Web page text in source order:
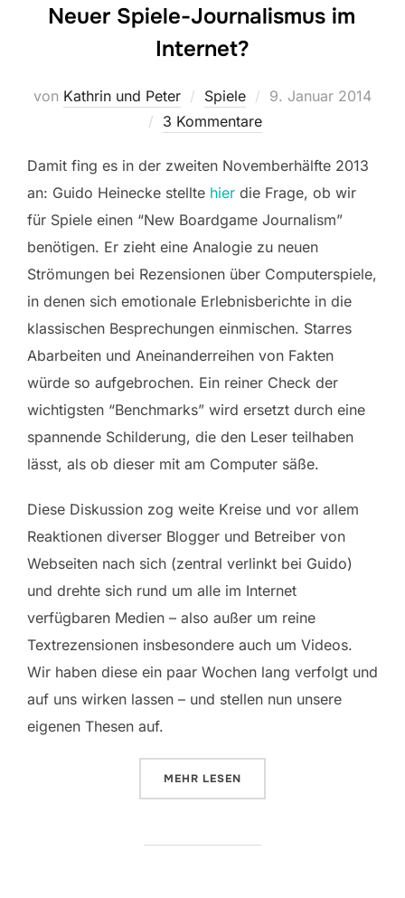
Neuer Spiele-Journalismus im
Internet?
von Kathrin und Peter Spiele
Veröffentlicht
9. Januar 2014
3 Kommentare
Damit fing es in der zweiten Novemberhälfte 2013
an: Guido Heinecke stellte hier die Frage, ob wir
für Spiele einen “New Boardgame Journalism”
benötigen. Er zieht eine Analogie zu neuen
Strömungen bei Rezensionen über Computerspiele,
in denen sich emotionale Erlebnisberichte in die
klassischen Besprechungen einmischen. Starres
Abarbeiten und Aneinanderreihen von Fakten
würde so aufgebrochen. Ein reiner Check der
wichtigsten “Benchmarks” wird ersetzt durch eine
spannende Schilderung, die den Leser teilhaben
lässt, als ob dieser mit am Computer säße.
Diese Diskussion zog weite Kreise und vor allem
Reaktionen diverser Blogger und Betreiber von
Webseiten nach sich (zentral verlinkt bei Guido)
und drehte sich rund um alle im Internet
verfügbaren Medien – also außer um reine
Textrezensionen insbesondere auch um Videos.
Wir haben diese ein paar Wochen lang verfolgt und
auf uns wirken lassen – und stellen nun unsere
eigenen Thesen auf.
MEHR ÜBER „NEUER SPIELE-
LESEN